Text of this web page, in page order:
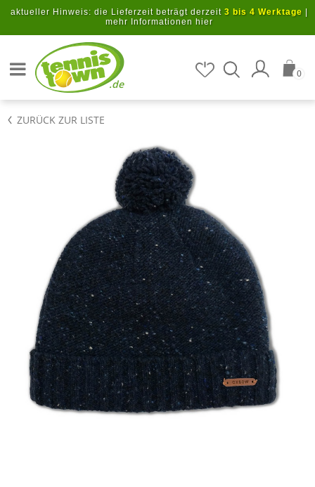
Zum Hauptinhalt springen
aktueller Hinweis: die Lieferzeit beträgt derzeit 3 bis 4 Werktage
mehr Informationen hier
.de
0
ZURÜCK ZUR LISTE